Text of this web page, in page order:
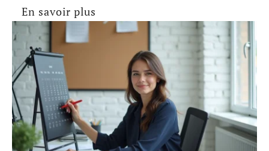
En savoir plus